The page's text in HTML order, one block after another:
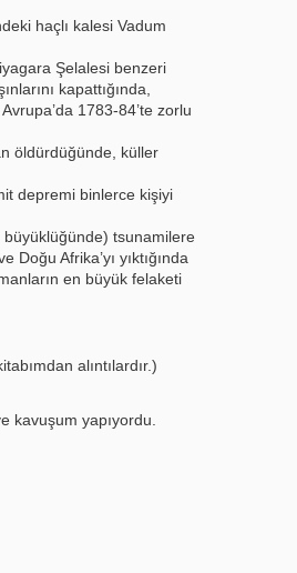
haçlı kalesi Vadum
Şelalesi benzeri
kapattığında,
1783-84’te zorlu
öldürdüğünde, küller
depremi binlerce kişiyi
büyüklüğünde) tsunamilere
Afrika’yı yıktığında
en büyük felaketi
alıntılardır.)
kavuşum yapıyordu.